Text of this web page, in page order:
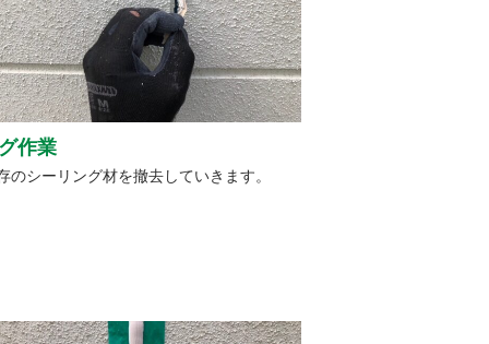
作業
のシーリング材を撤去していきます。